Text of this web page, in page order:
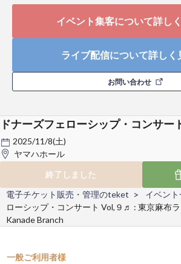
イベント集客について詳し
ライブ配信について詳しく
お問い合わせ
ドナーズフェローシップ・コンサー
2025/11/8(土)
ヤマハホール
終了しました
電子チケット販売・管理のteket イベン
ローシップ・コンサート Vol,９♬ : 東京麻布
Kanade Branch
一般ご利用者様